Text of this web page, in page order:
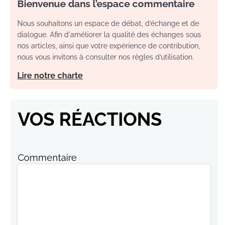
Bienvenue dans l’espace commentaire
Nous souhaitons un espace de débat, d’échange et de
dialogue. Afin d'améliorer la qualité des échanges sous
nos articles, ainsi que votre expérience de contribution,
nous vous invitons à consulter nos règles d’utilisation.
Lire notre charte
VOS RÉACTIONS
Commentaire